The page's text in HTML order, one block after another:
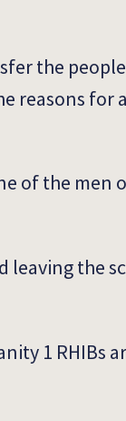
the
reasons for a
of the men
leaving the
1 RHIBs